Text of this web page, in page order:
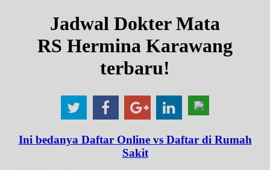
Jadwal Dokter Mata
RS Hermina Karawang
terbaru!
Ini bedanya Daftar Online vs Daftar di Rumah
Sakit